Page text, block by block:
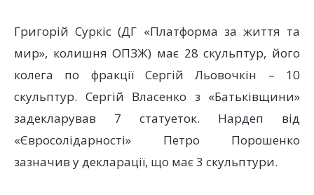
Григорій Суркіс (ДГ «Платформа за життя та
мир», колишня ОПЗЖ) має 28 скульптур, його
колега по фракції Сергій Льовочкін – 10
скульптур. Сергій Власенко з «Батьківщини»
задекларував 7 статуеток. Нардеп від
«Євросолідарності» Петро Порошенко
зазначив у декларації, що має 3 скульптури.